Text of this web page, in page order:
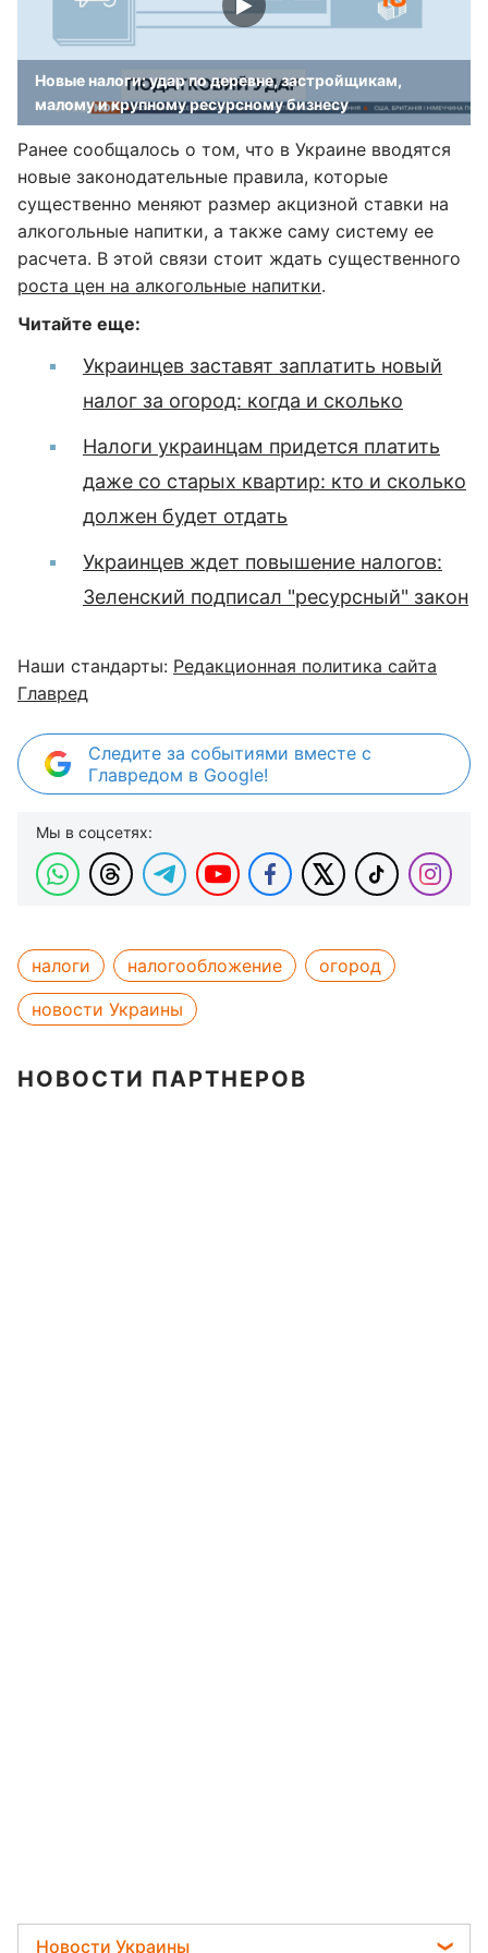
Новые налоги: удар по деревне, застройщикам,
малому и крупному ресурсному бизнесу
Ранее сообщалось о том, что в Украине вводятся
новые законодательные правила, которые
существенно меняют размер акцизной ставки на
алкогольные напитки, а также саму систему ее
расчета. В этой связи стоит ждать существенного
роста цен на алкогольные напитки.
Читайте еще:
Украинцев заставят заплатить новый
налог за огород: когда и сколько
Налоги украинцам придется платить
даже со старых квартир: кто и сколько
должен будет отдать
Украинцев ждет повышение налогов:
Зеленский подписал "ресурсный" закон
Наши стандарты: Редакционная политика сайта
Главред
Следите за событиями вместе с
Главредом в Google!
Мы в соцсетях:
налоги налогообложение
огород
новости Украины
НОВОСТИ ПАРТНЕРОВ
Новости Украины